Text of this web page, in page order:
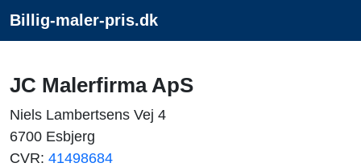
Billig-maler-pris.dk
JC Malerfirma ApS
Niels Lambertsens Vej 4
6700 Esbjerg
CVR: 41498684